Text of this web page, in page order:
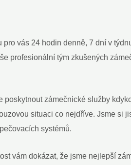
vás 24 hodin denně, 7 dní v
profesionální tým zkušených
poskytnout zámečnické služby
situaci co nejdříve. Jsme
systémů.
vám dokázat, že jsme nejlepší